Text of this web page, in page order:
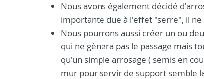
Nous avons également décidé
importante due à l'effet "serre", il
Nous pourrons aussi créer un ou
qui ne gènera pas le passage mais
qu'un simple arrosage ( semis en
mur pour servir de support semble